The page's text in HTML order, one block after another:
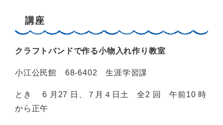
講座
クラフトバンドで作る小物入れ作り教室
小江公民館 68-6402 生涯学習課
とき 6 月27 日、７月４日土 全2 回 午前10 時
から正午